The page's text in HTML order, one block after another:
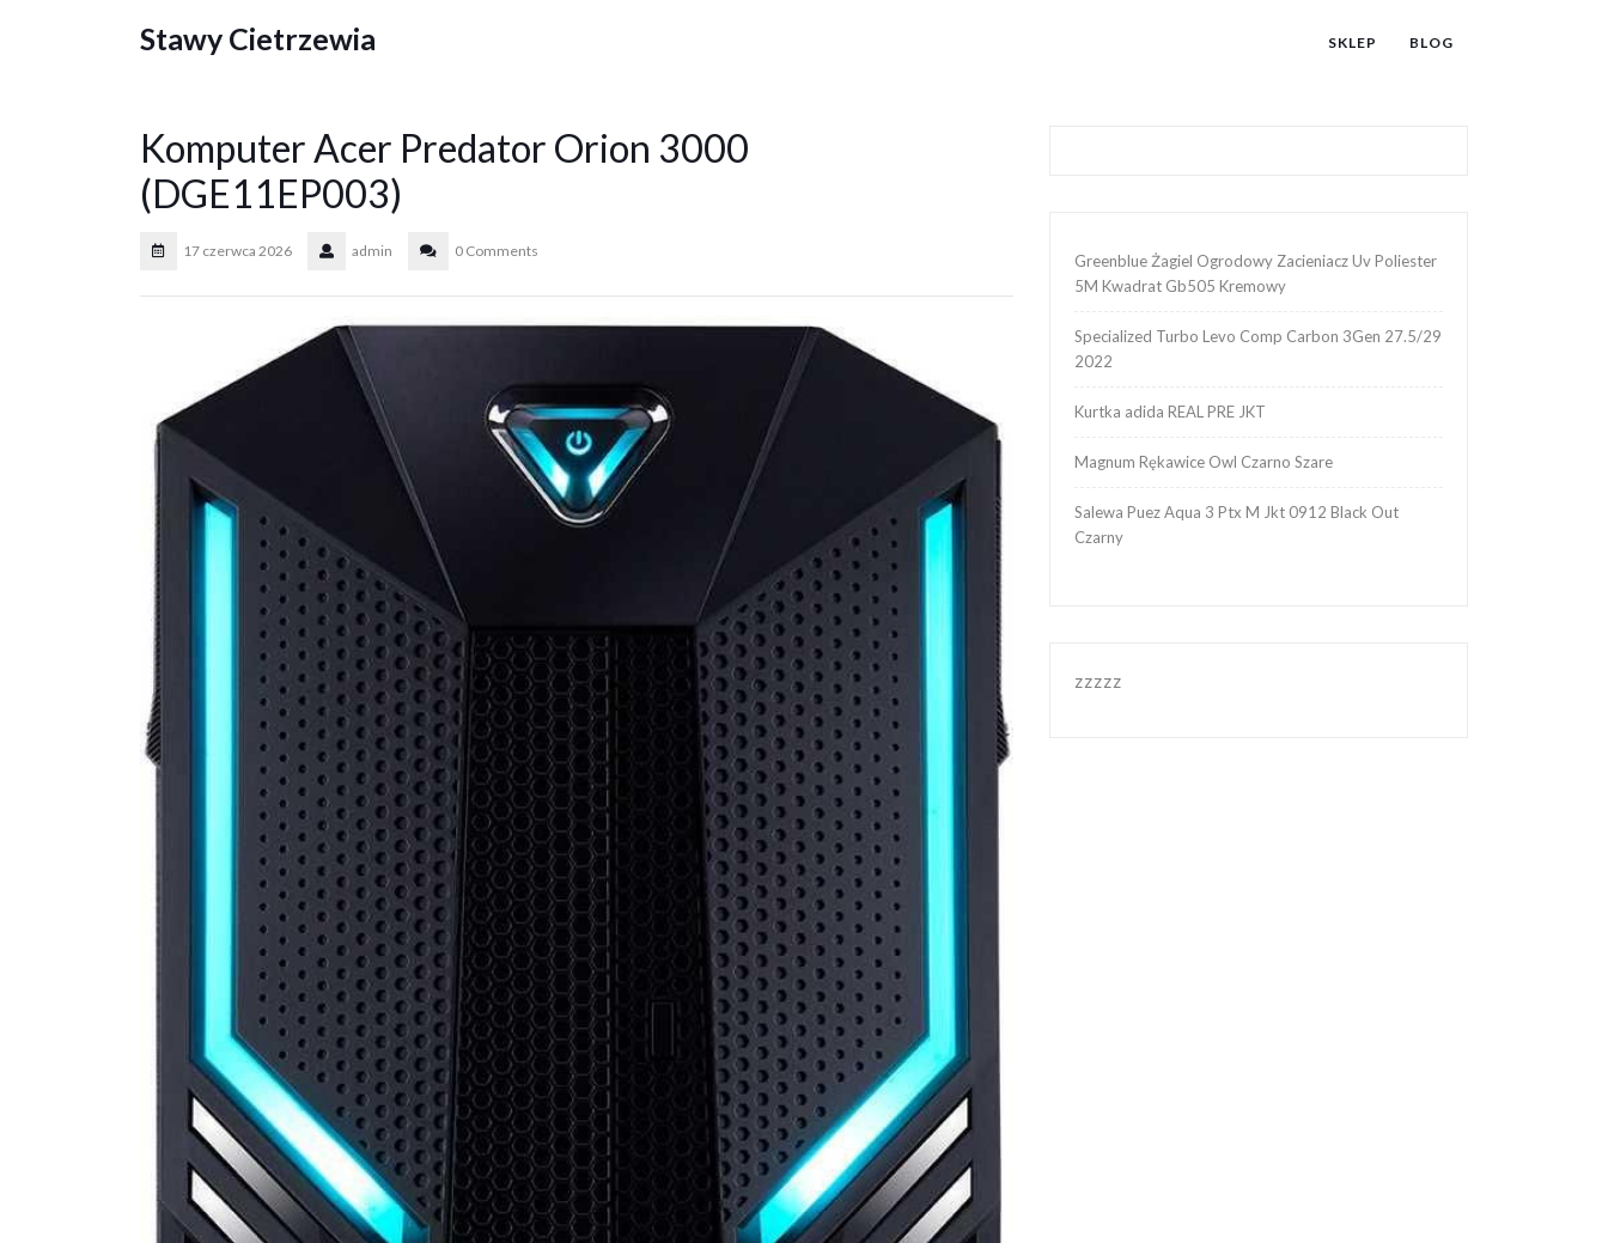
Stawy Cietrzewia SKLEP BLOG
Komputer Acer Predator Orion 3000
(DGE11EP003)
17 czerwca 2026 admin 0 Comments
Greenblue Żagiel Ogrodowy Zacieniacz Uv Poliester
5M Kwadrat Gb505 Kremowy
Specialized Turbo Levo Comp Carbon 3Gen 27.5/29
2022
Kurtka adida REAL PRE JKT
Magnum Rękawice Owl Czarno Szare
Salewa Puez Aqua 3 Ptx M Jkt 0912 Black Out
Czarny
zzzzz